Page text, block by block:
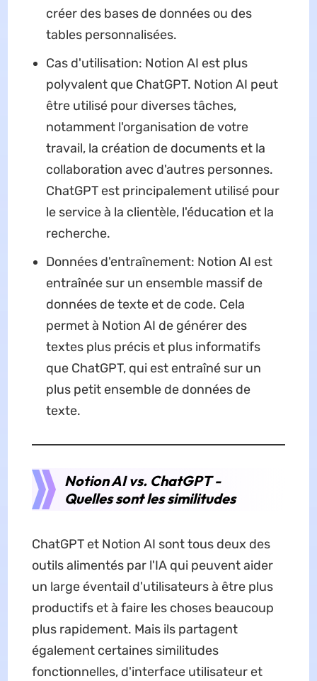
créer des bases de données ou des
tables personnalisées.
Cas d'utilisation: Notion AI est plus
polyvalent que ChatGPT. Notion AI peut
être utilisé pour diverses tâches,
notamment l'organisation de votre
travail, la création de documents et la
collaboration avec d'autres personnes.
ChatGPT est principalement utilisé pour
le service à la clientèle, l'éducation et la
recherche.
Données d'entraînement: Notion AI est
entraînée sur un ensemble massif de
données de texte et de code. Cela
permet à Notion AI de générer des
textes plus précis et plus informatifs
que ChatGPT, qui est entraîné sur un
plus petit ensemble de données de
texte.
Notion AI vs. ChatGPT -
Quelles sont les similitudes
ChatGPT et Notion AI sont tous deux des
outils alimentés par l'IA qui peuvent aider
un large éventail d'utilisateurs à être plus
productifs et à faire les choses beaucoup
plus rapidement. Mais ils partagent
également certaines similitudes
fonctionnelles, d'interface utilisateur et